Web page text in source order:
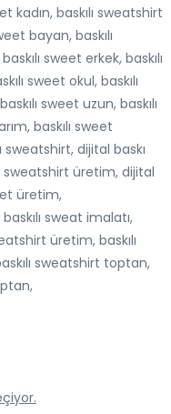
kadın, baskılı sweatshirt
bayan, baskılı
sweet erkek, baskılı
sweet okul, baskılı
sweet uzun, baskılı
baskılı sweet
sweatshirt, dijital baskı
sweatshirt üretim, dijital
üretim,
sweat imalatı,
üretim, baskılı
sweatshirt toptan,